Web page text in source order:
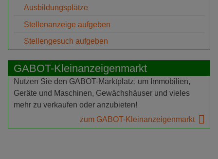
Ausbildungsplätze
Stellenanzeige aufgeben
Stellengesuch aufgeben
GABOT-Kleinanzeigenmarkt
Nutzen Sie den GABOT-Marktplatz, um Immobilien,
Geräte und Maschinen, Gewächshäuser und vieles
mehr zu verkaufen oder anzubieten!
zum GABOT-Kleinanzeigenmarkt